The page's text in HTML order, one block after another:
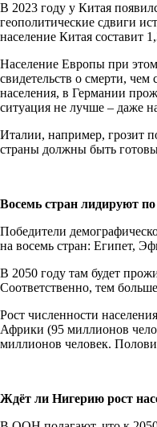
В 2023 году у Китая
геополитические сдвиги
население Китая составит
Население Европы при этом
свидетельств о смерти,
населения, в Германии
ситуация не лучше – даже
Италии, например, грозит
страны должны быть
Восемь стран лидируют
Победители
на восемь стран: Египет,
В 2050 году там будет
Соответственно, тем
Рост численности
Африки (95 миллионов
миллионов человек.
Ждёт ли Нигерию рост